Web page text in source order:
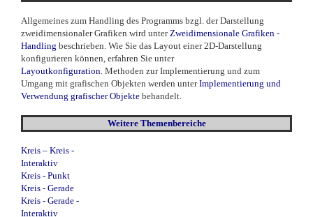
Allgemeines zum Handling des Programms bzgl. der Darstellung
zweidimensionaler Grafiken wird unterZweidimensionale Grafiken -
Handling beschrieben. Wie Sie das Layout einer 2D-Darstellung
konfigurieren können, erfahren Sie unter
Layoutkonfiguration. Methoden zur Implementierung und zum
Umgang mit grafischen Objekten werden unterImplementierung und
Verwendung grafischer Objekte behandelt.
Weitere Themenbereiche
Kreis – Kreis -
Interaktiv
Kreis - Punkt
Kreis - Gerade
Kreis - Gerade -
Interaktiv